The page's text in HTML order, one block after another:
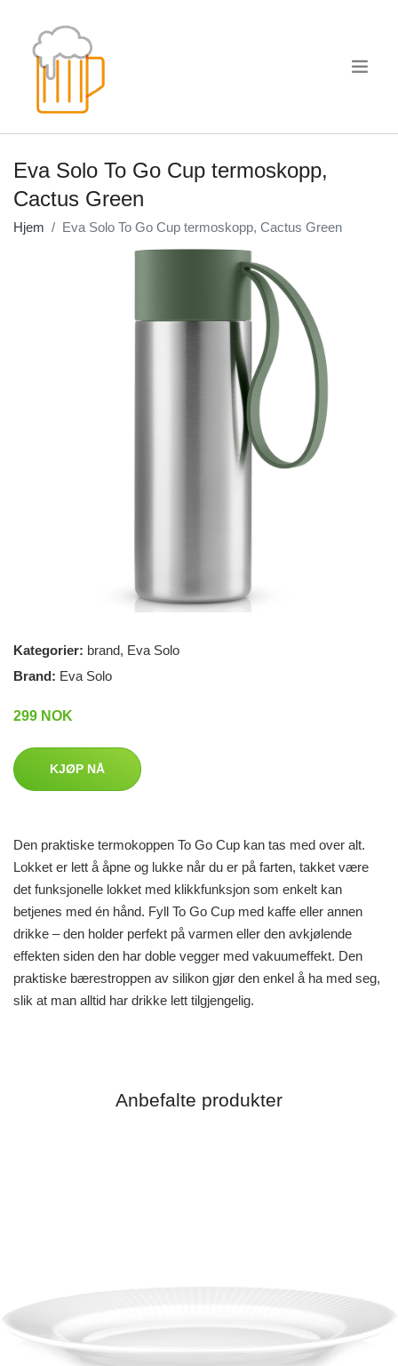
Eva Solo To Go Cup termoskopp,
Cactus Green
Hjem Eva Solo To Go Cup termoskopp, Cactus Green
Kategorier: brand, Eva Solo
Brand: Eva Solo
299 NOK
KJØP NÅ
Den praktiske termokoppen To Go Cup kan tas med over alt.
Lokket er lett å åpne og lukke når du er på farten, takket være
det funksjonelle lokket med klikkfunksjon som enkelt kan
betjenes med én hånd. Fyll To Go Cup med kaffe eller annen
drikke – den holder perfekt på varmen eller den avkjølende
effekten siden den har doble vegger med vakuumeffekt. Den
praktiske bærestroppen av silikon gjør den enkel å ha med seg,
slik at man alltid har drikke lett tilgjengelig.
Anbefalte produkter